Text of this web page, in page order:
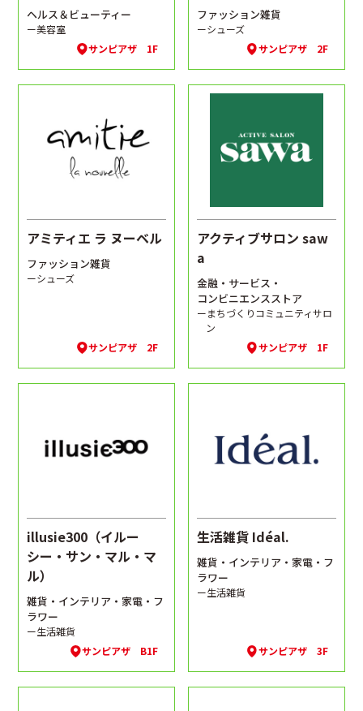
ヘルス＆ビューティー
ー美容室
サンピアザ 1F
ファッション雑貨
ーシューズ
サンピアザ 2F
アミティエ ラ ヌーベル
ファッション雑貨
ーシューズ
サンピアザ 2F
アクティブサロン saw
a
金融・サービス・
コンビニエンスストア
ーまちづくりコミュニティサロ
ン
サンピアザ 1F
illusie300（イルー
シー・サン・マル・マ
ル）
雑貨・インテリア・家電・フ
ラワー
ー生活雑貨
サンピアザ B1F
生活雑貨 Idéal.
雑貨・インテリア・家電・フ
ラワー
ー生活雑貨
サンピアザ 3F